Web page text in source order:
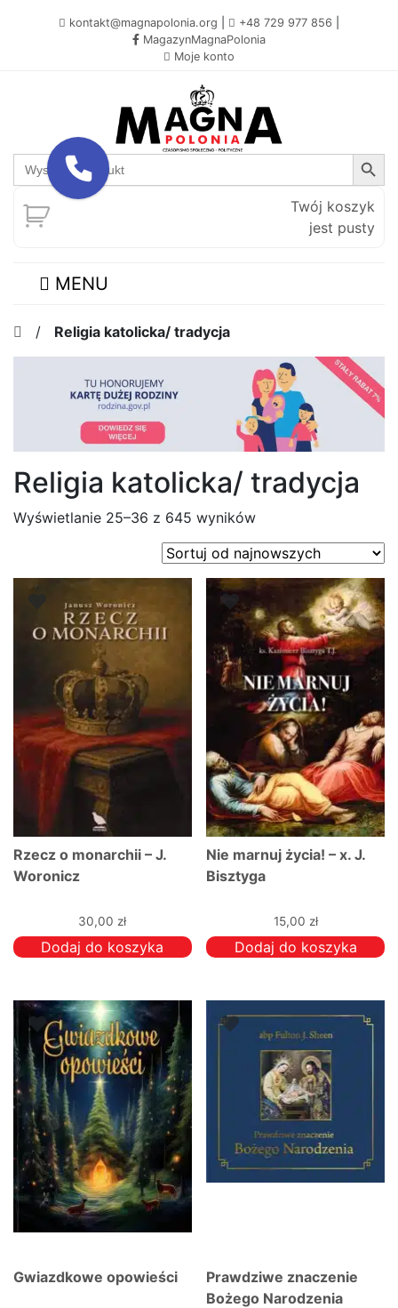
kontakt@magnapolonia.org +48 729 977 856
MagazynMagnaPolonia
Moje konto
Search
for:
Search Button
Twój koszyk
jest pusty
MENU
/ Religia katolicka/ tradycja
Religia katolicka/ tradycja
Wyświetlanie 25–36 z 645 wynikówPosortowane
według
najnowszych
Rzecz o monarchii – J.
Woronicz
30,00 zł
Dodaj do koszyka
Nie marnuj życia! – x. J.
Bisztyga
15,00 zł
Dodaj do koszyka
Gwiazdkowe opowieści
Prawdziwe znaczenie
Bożego Narodzenia